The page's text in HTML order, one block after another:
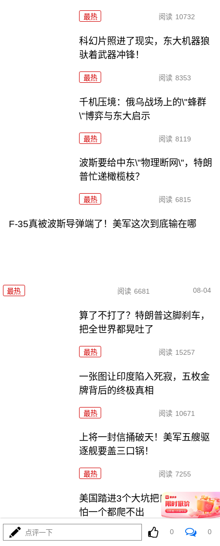
最热 阅读 10732
科幻片照进了现实，东大机器狼
驮着武器冲锋！
最热 阅读 8353
千机压境：俄乌战场上的\"蜂群
\"博弈与东大启示
最热 阅读 8119
波斯要给中东\"物理断网\"，特朗
普忙递橄榄枝？
最热 阅读 6815
F-35真被波斯导弹端了！美军这次到底输在哪
最热 阅读 6681 08-04
算了不打了？特朗普这脚刹车，
把全世界都晃吐了
最热 阅读 15257
一张图让印度陷入死寂，五枚金
牌背后的终极真相
最热 阅读 10671
上将一封信捅破天！美军五艘驱
逐舰要盖三口锅！
最热 阅读 7255
美国踏进3个大坑把自己埋了！恐
怕一个都爬不出
阅读 17086
点评一下 0 0